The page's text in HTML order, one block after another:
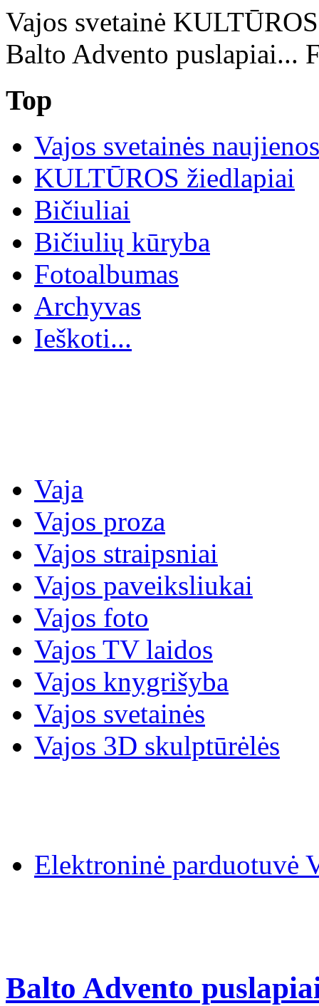
Vajos svetainė
Balto Advento puslapiai...
Top
Vajos svetainės naujienos
KULTŪROS žiedlapiai
Bičiuliai
Bičiulių kūryba
Fotoalbumas
Archyvas
Ieškoti...
Vaja
Vajos proza
Vajos straipsniai
Vajos paveiksliukai
Vajos foto
Vajos TV laidos
Vajos knygrišyba
Vajos svetainės
Vajos 3D skulptūrėlės
Elektroninė parduotuvė
Balto Advento